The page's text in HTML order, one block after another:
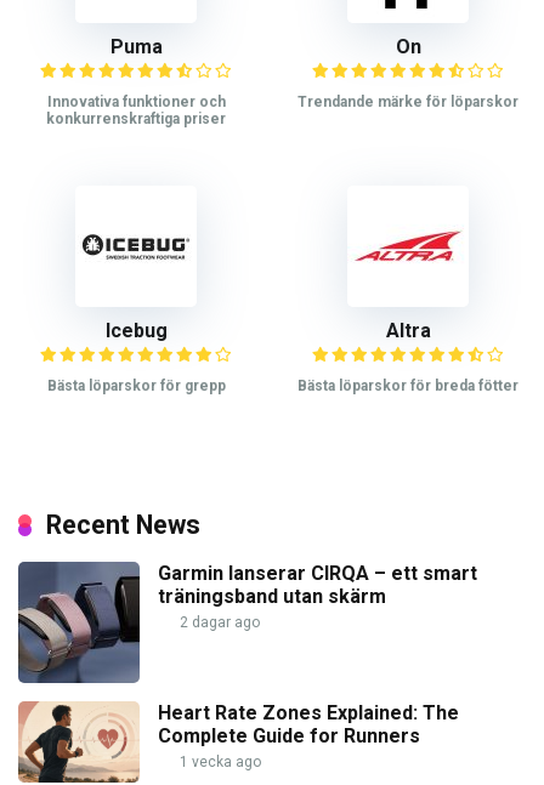
Puma
Innovativa funktioner och
konkurrenskraftiga priser
On
Trendande märke för löparskor
Icebug
Bästa löparskor för grepp
Altra
Bästa löparskor för breda fötter
Recent News
Garmin lanserar CIRQA – ett smart
träningsband utan skärm
2 dagar ago
Heart Rate Zones Explained: The
Complete Guide for Runners
1 vecka ago